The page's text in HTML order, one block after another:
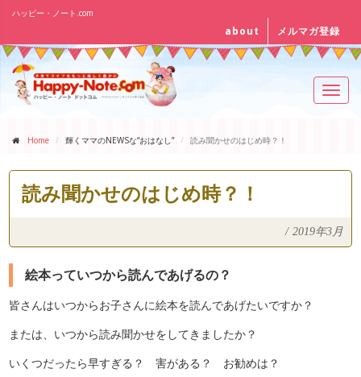
ハッピー・ノート.com
about メルマガ登録
Home 輝くママのNEWSな“おはなし” 読み聞かせのはじめ時？！
読み聞かせのはじめ時？！
/ 2019年3月
絵本っていつから読んであげるの？
皆さんはいつからお子さんに絵本を読んであげたいですか？
または、いつから読み聞かせをしてきましたか？
いくつだったら早すぎる？ 害がある？ お勧めは？